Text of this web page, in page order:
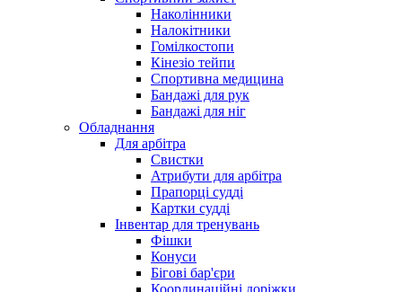
Наколінники
Налокітники
Гомілкостопи
Кінезіо тейпи
Спортивна медицина
Бандажі для рук
Бандажі для ніг
Обладнання
Для арбітра
Свистки
Атрибути для арбітра
Прапорці судді
Картки судді
Інвентар для тренувань
Фішки
Конуси
Бігові бар'єри
Координаційні доріжки